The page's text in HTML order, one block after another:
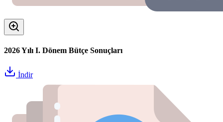
2026 Yılı I. Dönem Bütçe Sonuçları
İndir